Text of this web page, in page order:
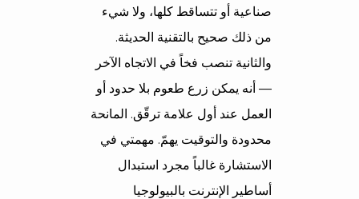
صناعية أو تتساقط كلها، ولا شيء
من ذلك صحيح بالتقنية الحديثة.
والثانية تنصب فخاً في الاتجاه الآخر
— أنه يمكن زرع طعوم بلا حدود أو
العمل عند أول علامة ترقّق. المانحة
محدودة والتوقيت يهمّ. مهمتي في
الاستشارة غالباً مجرد استبدال
أساطير الإنترنت بالبيولوجيا